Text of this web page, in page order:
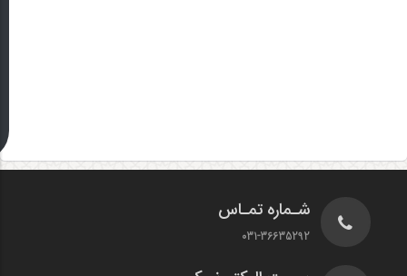
شـماره تمـاس
031-36635292